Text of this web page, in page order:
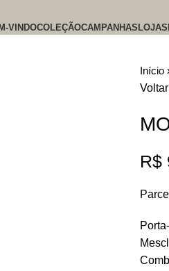
VINDOCOLEÇÃOCAMPANHAS LOJAS
Início
R$